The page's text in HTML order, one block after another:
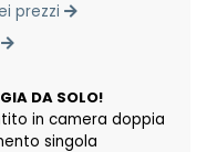
prezzi
DA SOLO!
in camera doppia
singola